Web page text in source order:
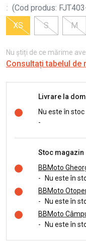
: (Cod produs:
XS
S M
Nu știți de ce mărime
Consultați tabelul de
Livrare la
Nu este în stoc
-
Stoc magazin
BBMoto
-
Nu este în
BBMoto
-
Nu este în
BBMoto
-
Nu este în